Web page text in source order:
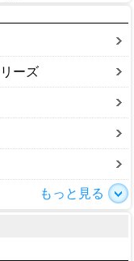
ーズ
もっと見る